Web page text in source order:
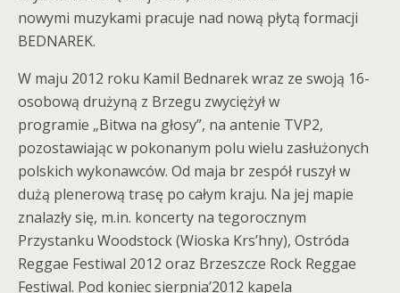
nowymi muzykami pracuje nad nową płytą formacji
BEDNAREK.
W maju 2012 roku Kamil Bednarek wraz ze swoją 16-
osobową drużyną z Brzegu zwyciężył w
programie „Bitwa na głosy”, na antenie TVP2,
pozostawiając w pokonanym polu wielu zasłużonych
polskich wykonawców. Od maja br zespół ruszył w
dużą plenerową trasę po całym kraju. Na jej mapie
znalazły się, m.in. koncerty na tegorocznym
Przystanku Woodstock (Wioska Krs’hny), Ostróda
Reggae Festiwal 2012 oraz Brzeszcze Rock Reggae
Festiwal. Pod koniec sierpnia’2012 kapela